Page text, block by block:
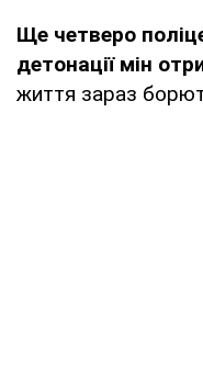
Ще четверо
детонації мін
життя зараз